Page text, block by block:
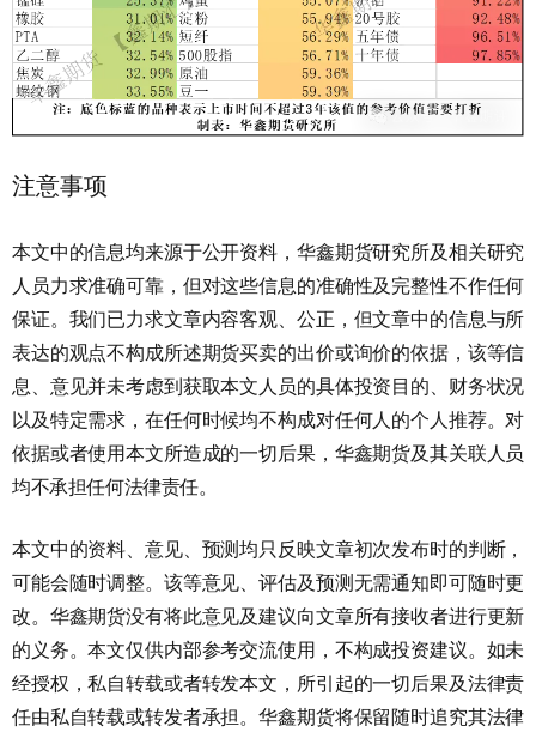
注意事项
本文中的信息均来源于公开资料，华鑫期货研究所及相关研究
人员力求准确可靠，但对这些信息的准确性及完整性不作任何
保证。我们已力求文章内容客观、公正，但文章中的信息与所
表达的观点不构成所述期货买卖的出价或询价的依据，该等信
息、意见并未考虑到获取本文人员的具体投资目的、财务状况
以及特定需求，在任何时候均不构成对任何人的个人推荐。对
依据或者使用本文所造成的一切后果，华鑫期货及其关联人员
均不承担任何法律责任。
本文中的资料、意见、预测均只反映文章初次发布时的判断，
可能会随时调整。该等意见、评估及预测无需通知即可随时更
改。华鑫期货没有将此意见及建议向文章所有接收者进行更新
的义务。本文仅供内部参考交流使用，不构成投资建议。如未
经授权，私自转载或者转发本文，所引起的一切后果及法律责
任由私自转载或转发者承担。华鑫期货将保留随时追究其法律